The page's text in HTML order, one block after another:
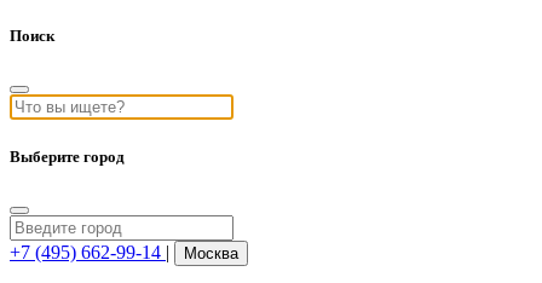
Поиск
Выберите город
+7 (495) 662-99-14 | Москва